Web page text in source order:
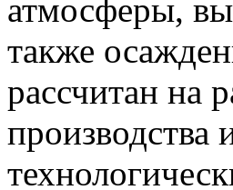
атмосферы,
также
рассчитан на